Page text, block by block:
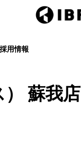
辰巳店
採用情報
蘇我店